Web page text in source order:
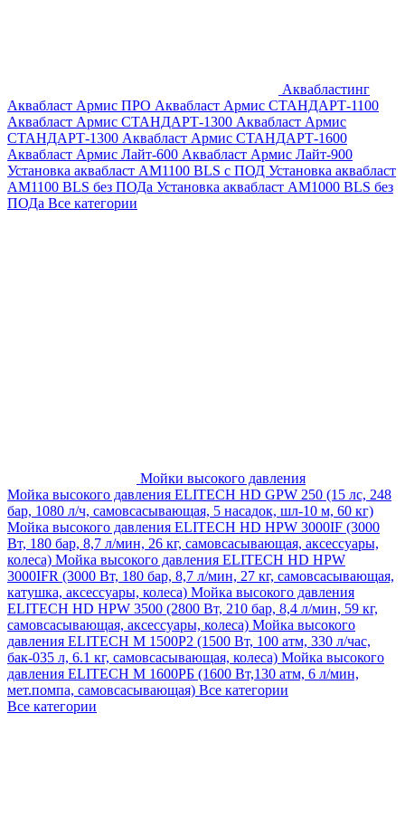
Аквабластинг
Аквабласт Армис ПРО Аквабласт Армис СТАНДАРТ-1100
Аквабласт Армис СТАНДАРТ-1300 Аквабласт Армис
СТАНДАРТ-1300 Аквабласт Армис СТАНДАРТ-1600
Аквабласт Армис Лайт-600 Аквабласт Армис Лайт-900
Установка аквабласт AM1100 BLS с ПОД Установка аквабласт
AM1100 BLS без ПОДа Установка аквабласт AM1000 BLS без
ПОДа Все категории
Мойки высокого давления
Мойка высокого давления ELITECH HD GPW 250 (15 лс, 248
бар, 1080 л/ч, самовсасывающая, 5 насадок, шл-10 м, 60 кг)
Мойка высокого давления ELITECH HD HPW 3000IF (3000
Вт, 180 бар, 8,7 л/мин, 26 кг, самовсасывающая, аксессуары,
колеса) Мойка высокого давления ELITECH HD HPW
3000IFR (3000 Вт, 180 бар, 8,7 л/мин, 27 кг, самовсасывающая,
катушка, аксессуары, колеса) Мойка высокого давления
ELITECH HD HPW 3500 (2800 Вт, 210 бар, 8,4 л/мин, 59 кг,
самовсасывающая, аксессуары, колеса) Мойка высокого
давления ELITECH M 1500P2 (1500 Вт, 100 атм, 330 л/час,
бак-035 л, 6.1 кг, самовсасывающая, колеса) Мойка высокого
давления ELITECH М 1600РБ (1600 Вт,130 атм, 6 л/мин,
мет.помпа, самовсасывающая) Все категории
Все категории